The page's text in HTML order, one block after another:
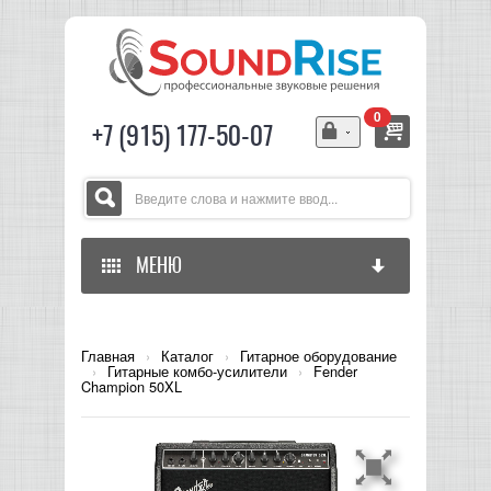
+7 (915) 177-50-07
0
МЕНЮ
ЗВУКОВОЕ ОБОРУДОВАНИЕ
Главная › Каталог › Гитарное оборудование
› Гитарные комбо-усилители › Fender
Champion 50XL